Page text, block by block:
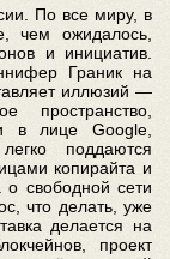
По все миру, в
чем ожидалось,
и инициатив.
Граник на
иллюзий —
пространство,
в лице Google,
поддаются
копирайта и
свободной сети
что делать, уже
делается на
проект